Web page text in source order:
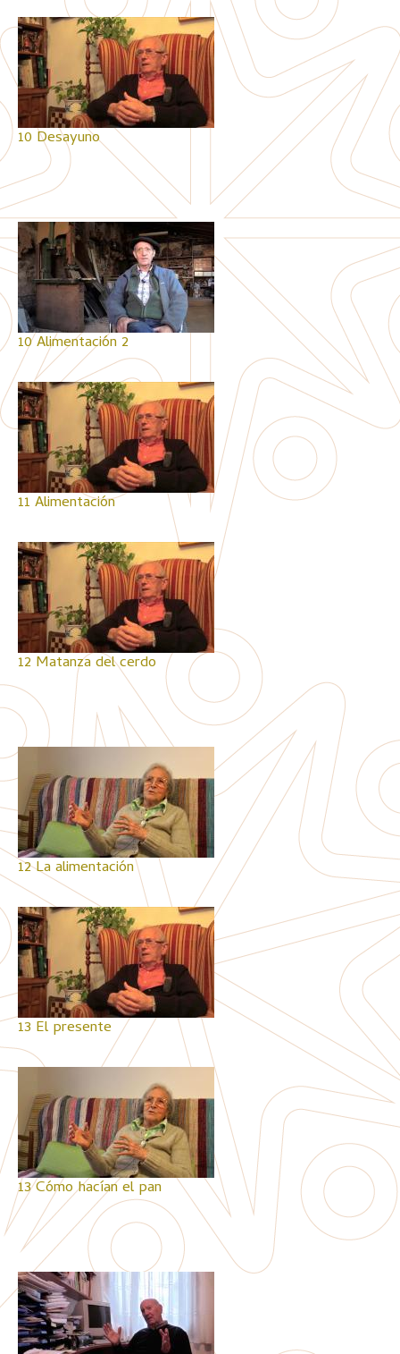
10 Desayuno
10 Alimentación 2
11 Alimentación
12 Matanza del cerdo
12 La alimentación
13 El presente
13 Cómo hacían el pan